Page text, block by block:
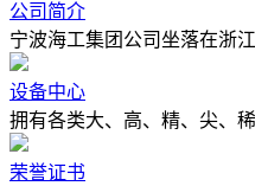
公司简介
宁波海工集团公司坐落在浙
设备中心
拥有各类大、高、精、尖、
荣誉证书